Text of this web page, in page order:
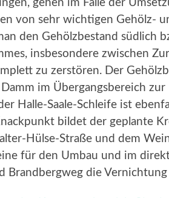
gehen im Falle der
von sehr wichtigen Gehölz-
den Gehölzbestand südlich
insbesondere zwischen
zu zerstören. Der
im Übergangsbereich
Halle-Saale-Schleife ist
bildet der geplante
Hülse-Straße und dem
für den Umbau und im
Brandbergweg die